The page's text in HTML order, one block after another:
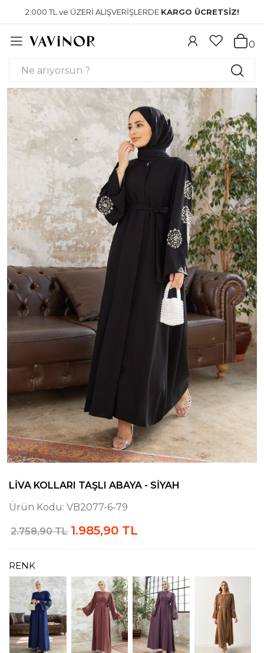
2.000 TL ve ÜZERİ ALIŞVERİŞLERDE KARGO ÜCRETSİZ!
0
LIVA KOLLARI TAŞLI ABAYA - SIYAH
Ürün Kodu: VB2077-6-79
2.758,90 TL 1.985,90 TL
RENK